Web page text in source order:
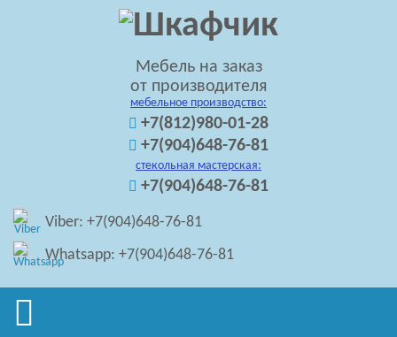
Мебель на заказ
от производителя
мебельное производство:
+7(812)980-01-28
+7(904)648-76-81
стекольная мастерская:
+7(904)648-76-81
Viber: +7(904)648-76-81
Whatsapp: +7(904)648-76-81